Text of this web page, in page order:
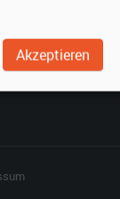
Akzeptieren